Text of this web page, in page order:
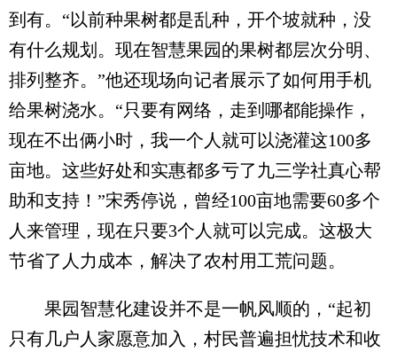
到有。“以前种果树都是乱种，开个坡就种，没
有什么规划。现在智慧果园的果树都层次分明、
排列整齐。”他还现场向记者展示了如何用手机
给果树浇水。“只要有网络，走到哪都能操作，
现在不出俩小时，我一个人就可以浇灌这100多
亩地。这些好处和实惠都多亏了九三学社真心帮
助和支持！”宋秀停说，曾经100亩地需要60多个
人来管理，现在只要3个人就可以完成。这极大
节省了人力成本，解决了农村用工荒问题。
果园智慧化建设并不是一帆风顺的，“起初
只有几户人家愿意加入，村民普遍担忧技术和收